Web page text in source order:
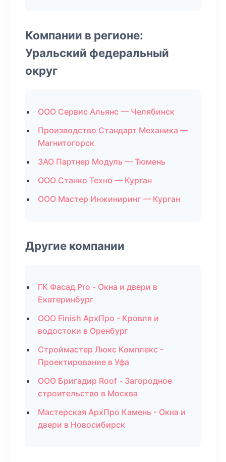
Компании в регионе:
Уральский федеральный
округ
ООО Сервис Альянс — Челябинск
Производство Стандарт Механика —
Магнитогорск
ЗАО Партнер Модуль — Тюмень
ООО Станко Техно — Курган
ООО Мастер Инжиниринг — Курган
Другие компании
ГК Фасад Pro - Окна и двери в
Екатеринбург
ООО Finish АрхПро - Кровля и
водостоки в Оренбург
Строймастер Люкс Комплекс -
Проектирование в Уфа
ООО Бригадир Roof - Загородное
строительство в Москва
Мастерская АрхПро Камень - Окна и
двери в Новосибирск